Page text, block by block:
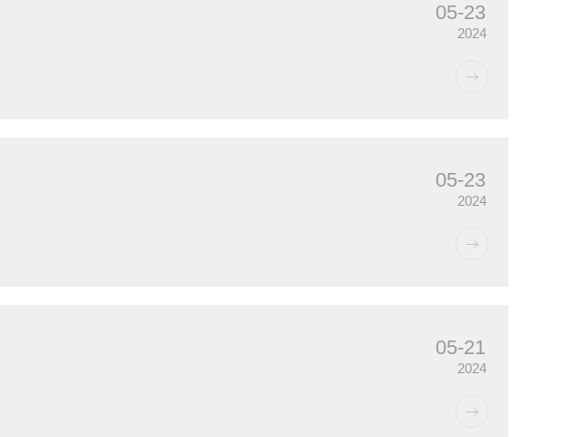
05-23
2024
05-23
2024
05-21
2024